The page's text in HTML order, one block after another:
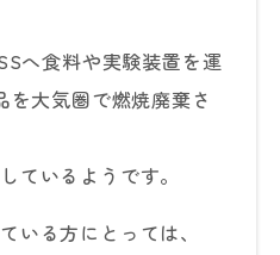
へ食料や実験装置を運
を大気圏で燃焼廃棄さ
ているようです。
いる方にとっては、